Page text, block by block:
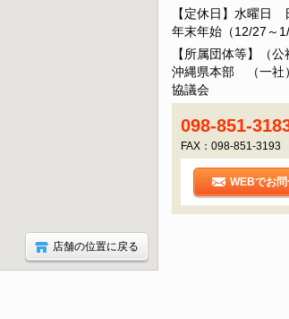
【定休日】水曜
年末年始（12/27～1/
【所属団体等】（
沖縄県本部 （一社
協議会
098-851-
FAX：098-851-3193
WEBでお問
店舗の位置に戻る